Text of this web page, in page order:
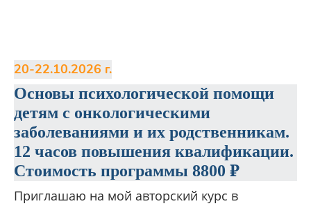
20-22.10.2026 г.
Основы психологической помощи
детям с онкологическими
заболеваниями и их родственникам.
12 часов повышения квалификации.
Стоимость программы 8800 ₽
Приглашаю на мой авторский курс в